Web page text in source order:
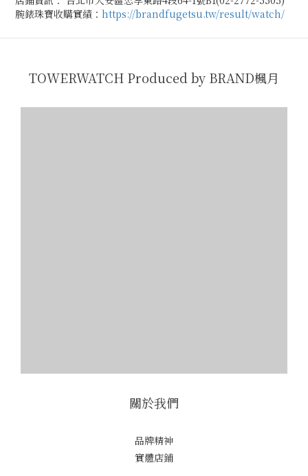
腕錶珠寶收購實績： https://brandfugetsu.tw/result/watch/
TOWERWATCH Produced by BRAND楓月
關於我們
品牌精神
實體店鋪